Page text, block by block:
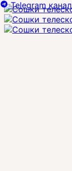
Telegram канал